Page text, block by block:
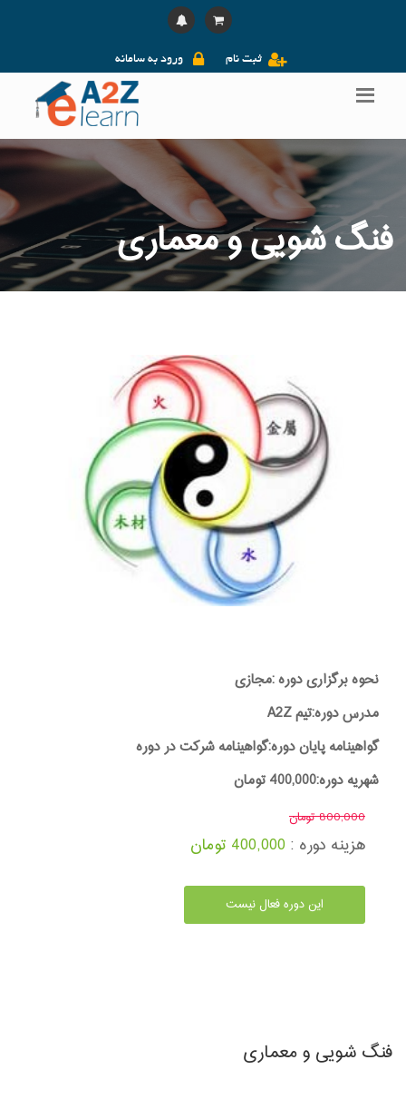
ورود به سامانه ثبت نام
فنگ شویی و معماری
نحوه برگزاری دوره :مجازی
مدرس دوره:تیم A2Z
گواهینامه پایان دوره:گواهینامه شرکت در دوره
شهریه دوره:400,000 تومان
800,000 تومان
هزینه دوره : 400,000 تومان
این دوره فعال نیست
فنگ شویی و معماری